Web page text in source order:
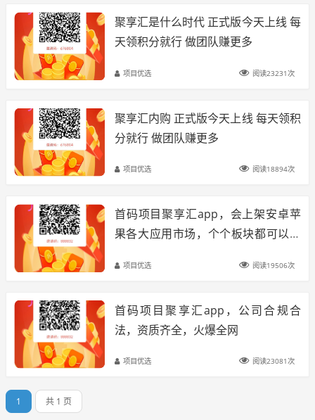
聚享汇是什么时代 正式版今天上线 每
天领积分就行 做团队赚更多
项目优选 阅读23231次
聚享汇内购 正式版今天上线 每天领积
分就行 做团队赚更多
项目优选 阅读18894次
首码项目聚享汇app，会上架安卓苹
果各大应用市场，个个板块都可以赚
项目优选 阅读19506次
首码项目聚享汇app，公司合规合
法，资质齐全，火爆全网
项目优选 阅读23081次
1 共 1 页